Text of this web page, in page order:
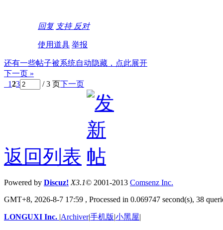
回复 支持 反对
使用道具 举报
还有一些帖子被系统自动隐藏，点此展开
下一页 »
123 / 3 页下一页
返回列表
Powered by Discuz! X3.1© 2001-2013 Comsenz Inc.
GMT+8, 2026-8-7 17:59 , Processed in 0.069747 second(s), 38
LONGUXI Inc. |Archiver|手机版|小黑屋|